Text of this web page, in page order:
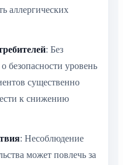
аллергических
: Без
безопасности уровень
существенно
к снижению
: Несоблюдение
может повлечь за